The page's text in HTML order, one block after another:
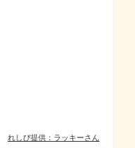
れしぴ提供：ラッキーさん